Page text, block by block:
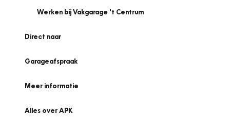
Werken bij Vakgarage 't Centrum
Direct naar
Garageafspraak
Meer informatie
Alles over APK